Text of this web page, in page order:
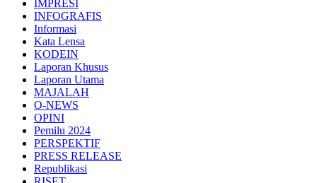
IMPRESI
INFOGRAFIS
Informasi
Kata Lensa
KODEIN
Laporan Khusus
Laporan Utama
MAJALAH
O-NEWS
OPINI
Pemilu 2024
PERSPEKTIF
PRESS RELEASE
Republikasi